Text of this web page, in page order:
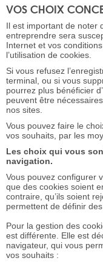
VOS CHOIX
Il est important de noter
entreprendre sera
Internet et vos
l’utilisation de cookies.
Si vous refusez
terminal, ou si vous
pourrez plus bénéficier
peuvent être
nos sites.
Vous pouvez faire le
vos souhaits, par les
Les choix qui vous
navigation.
Vous pouvez configurer
que des cookies soient
contraire, qu’ils soient
permettent de définir
Pour la gestion des
est différente. Elle est
navigateur, qui vous
vos souhaits :